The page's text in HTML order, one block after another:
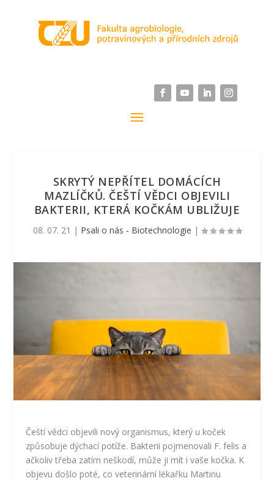
SKRYTÝ NEPŘÍTEL DOMÁCÍCH
MAZLÍČKŮ. ČEŠTÍ VĚDCI OBJEVILI
BAKTERII, KTERÁ KOČKÁM UBLIŽUJE
08. 07. 21 | Psali o nás - Biotechnologie |
Čeští vědci objevili nový organismus, který u koček
způsobuje dýchací potíže. Bakterii pojmenovali F. felis a
ačkoliv třeba zatím neškodí, může ji mít i vaše kočka. K
objevu došlo poté, co veterinární lékařku Martinu